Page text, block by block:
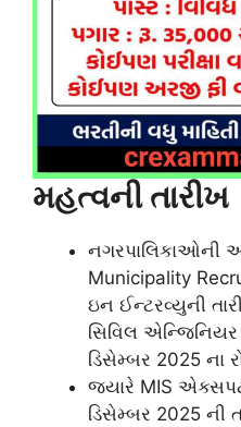
મહત્વની તારીખ
નગરપાલિકાઓની
Municipality
ઇન ઈન્ટરવ્યુની
સિવિલ એન્જિનિયર
ડિસેમ્બર 2025 ના
જ્યારે MIS
ડિસેમ્બર 2025 ની